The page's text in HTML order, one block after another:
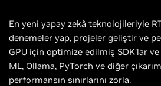
En yeni yapay zekâ teknolojileriyle
denemeler yap, projeler geliştir ve
GPU için optimize edilmiş SDK’lar
ML, Ollama, PyTorch ve diğer
performansın sınırlarını zorla.